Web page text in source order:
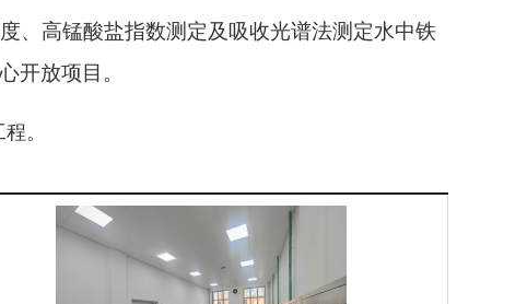
、高锰酸盐指数测定及吸收光谱法测定水中铁
开放项目。
。